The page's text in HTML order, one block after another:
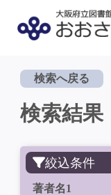
検索へ戻る
検索結果
絞込条件
著者名1